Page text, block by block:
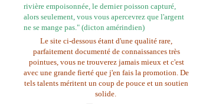
rivière empoisonnée, le dernier poisson capturé,
alors seulement, vous vous apercevrez que l'argent
ne se mange pas." (dicton amérindien)
Le site ci-dessous étant d'une qualité rare,
parfaitement documenté de connaissances très
pointues, vous ne trouverez jamais mieux et c'est
avec une grande fierté que j'en fais la promotion. De
tels talents méritent un coup de pouce et un soutien
solide.